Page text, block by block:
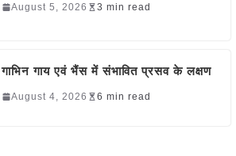
August 5, 2026 3 min read
गाभिन गाय एवं भैंस में संभावित प्रसव के लक्षण
August 4, 2026 6 min read